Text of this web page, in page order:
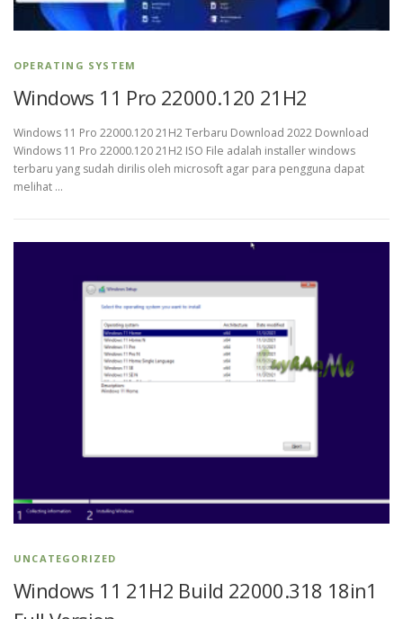
OPERATING SYSTEM
Windows 11 Pro 22000.120 21H2
Windows 11 Pro 22000.120 21H2 Terbaru Download 2022 Download
Windows 11 Pro 22000.120 21H2 ISO File adalah installer windows
terbaru yang sudah dirilis oleh microsoft agar para pengguna dapat
melihat …
UNCATEGORIZED
Windows 11 21H2 Build 22000.318 18in1